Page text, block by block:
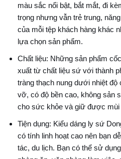
màu sắc nổi bật, bắt mắt, đi
trọng nhưng vẫn trẻ trung,
của mỗi tệp khách hàng khác
lựa chọn sản phẩm.
Chất liệu: Những sản phẩm
xuất từ chất liệu sứ với thành
tràng thạch nung dưới nhiệt
vỡ, có độ bền cao, không sản
cho sức khỏe và giữ được
Tiện dụng: Kiểu dáng ly sứ
có tính linh hoạt cao nên bạn
tác, du lịch. Bạn có thể sử